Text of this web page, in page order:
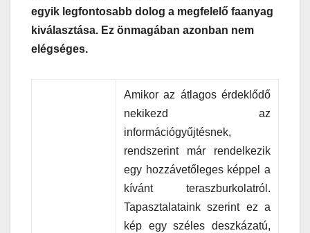
egyik legfontosabb dolog a megfelelő faanyag
kiválasztása. Ez önmagában azonban nem
elégséges.
Amikor az átlagos érdeklődő
nekikezd az
információgyűjtésnek,
rendszerint már rendelkezik
egy hozzávetőleges képpel a
kívánt teraszburkolatról.
Tapasztalataink szerint ez a
kép egy széles deszkázatú,